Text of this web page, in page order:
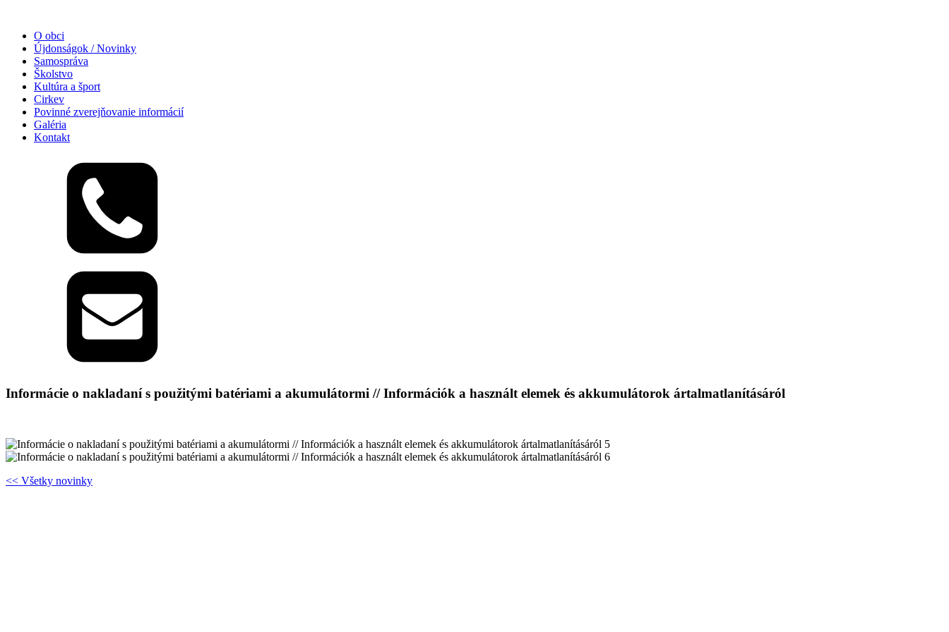
O obci
Újdonságok / Novinky
Samospráva
Školstvo
Kultúra a šport
Cirkev
Povinné zverejňovanie informácií
Galéria
Kontakt
Informácie o nakladaní s použitými batériami a akumulátormi // Információk a használt elemek és akkumulátorok ártalmatlanításáról
<< Všetky novinky